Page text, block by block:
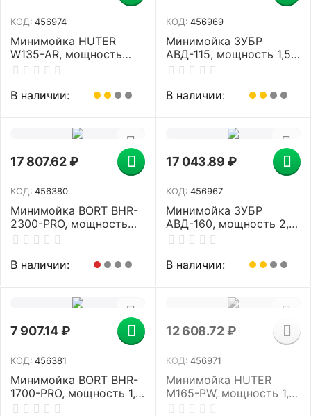
КОД: 456974
Минимойка HUTER
W135-AR, мощность
1,65 кВт, давление 135
В наличии:
КОД: 456969
Минимойка ЗУБР
АВД-115, мощность 1,5
кВт, давление 115 бар,
В наличии:
17 807.62 ₽
КОД: 456380
Минимойка BORT BHR-
2300-PRO, мощность
2,3 кВт, давление 170
93416299
В наличии:
17 043.89 ₽
КОД: 456967
Минимойка ЗУБР
АВД-160, мощность 2,1
кВт, давление 160 бар,
В наличии:
7 907.14₽
КОД: 456381
Минимойка BORT BHR-
1700-PRO, мощность 1,6
кВт, давление 120 бар,
12 608.72 ₽
КОД: 456971
Минимойка HUTER
M165-PW, мощность 1,9